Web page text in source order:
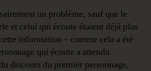
un problème, sauf que le
et celui qui écoute étaient déjà plus
information – comme cela a été
qui écoute a attendu
discours du premier personnage,